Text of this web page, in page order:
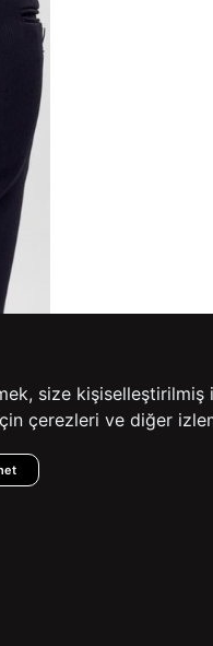
size
çerezleri ve diğer